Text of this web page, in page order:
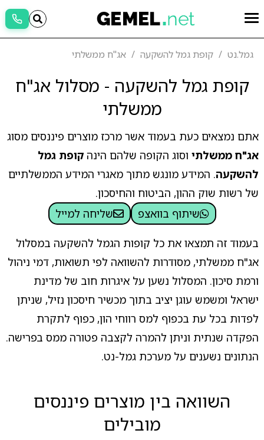
גמל.נט קופת גמל להשקעה אג"ח ממשלתי
קופת גמל להשקעה - מסלול אג"ח
ממשלתי
אתם נמצאים כעת בעמוד אשר מרכז מוצרים פיננסים מסוג
אג"ח ממשלתיוסוג הקופה שלהם הינה קופת גמל
להשקעה. המידע מונגש מתוך מאגרי המידע הממשלתיים
של רשות שוק ההון, הביטוח והחיסכון.
שיתוף בוואצפ
שליחה למייל
בעמוד זה תמצאו את כל קופות הגמל להשקעה במסלול
אג"ח ממשלתי, מסודרות להשוואה לפי תשואות, דמי ניהול
ורמת סיכון. המסלול נשען על איגרות חוב של מדינת
ישראל ומשמש עוגן יציב בתוך מכשיר חיסכון נזיל, שניתן
לפדות בכל עת בכפוף למס רווחי הון, כפוף לתקרת
הפקדה שנתית וניתן להמרה לקצבה פטורה ממס בפרישה.
הנתונים נשענים על מערכת גמל-נט.
השוואה בין מוצרים פיננסים
מובילים